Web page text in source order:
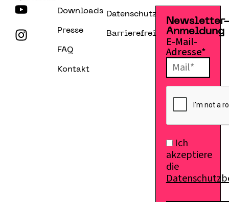
Downloads
Presse
FAQ
Kontakt
Datenschutzerklärung
Barrierefreiheitserklärung
Anmeldung
E-Mail-
Adresse*
Ich
akzeptiere
die